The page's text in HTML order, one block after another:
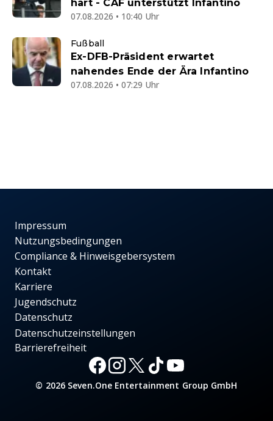
hart - CAF unterstützt Infantino
07.08.2026 • 10:40 Uhr
Fußball
Ex-DFB-Präsident erwartet
nahendes Ende der Ära Infantino
07.08.2026 • 07:29 Uhr
Impressum
Nutzungsbedingungen
Compliance & Hinweisgebersystem
Kontakt
Karriere
Jugendschutz
Datenschutz
Datenschutzeinstellungen
Barrierefreiheit
© 2026 Seven.One Entertainment Group GmbH